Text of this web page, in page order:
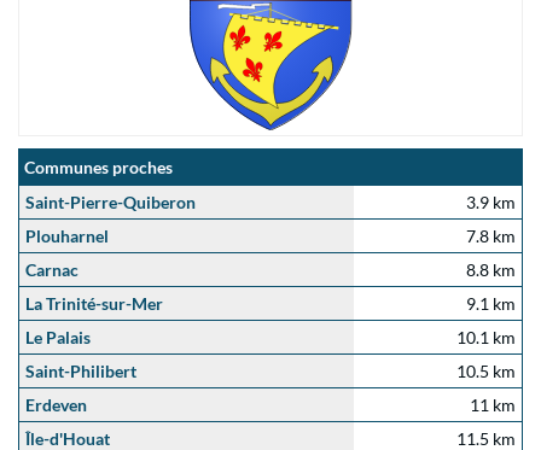
Communes proches
Saint-Pierre-Quiberon
3.9 km
Plouharnel
7.8 km
Carnac
8.8 km
La Trinité-sur-Mer
9.1 km
Le Palais
10.1 km
Saint-Philibert
10.5 km
Erdeven
11 km
Île-d'Houat
11.5 km